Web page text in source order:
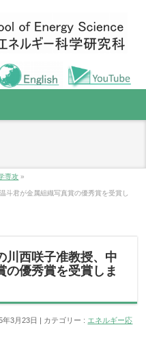
専攻 »
斗君が金属組織写真賞の優秀賞を受賞し
川西咲子准教授、中
の優秀賞を受賞しま
年3月23日 カテゴリー : エネルギー応